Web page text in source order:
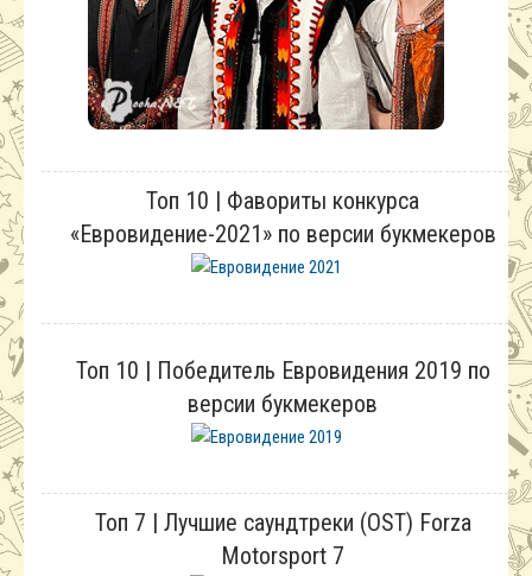
Топ 10 | Фавориты конкурса
«Евровидение-2021» по версии букмекеров
Топ 10 | Победитель Евровидения 2019 по
версии букмекеров
Топ 7 | Лучшие саундтреки (OST) Forza
Motorsport 7